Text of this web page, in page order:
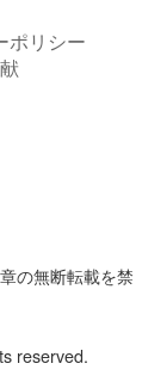
ポリシー
の無断転載を禁
reserved.